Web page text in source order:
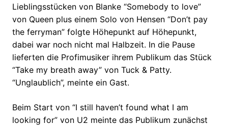
Lieblingsstücken von Blanke “Somebody to love”
von Queen plus einem Solo von Hensen “Don’t pay
the ferryman” folgte Höhepunkt auf Höhepunkt,
dabei war noch nicht mal Halbzeit. In die Pause
lieferten die Profimusiker ihrem Publikum das Stück
“Take my breath away” von Tuck & Patty.
“Unglaublich”, meinte ein Gast.
Beim Start von “I still haven’t found what I am
looking for” von U2 meinte das Publikum zunächst